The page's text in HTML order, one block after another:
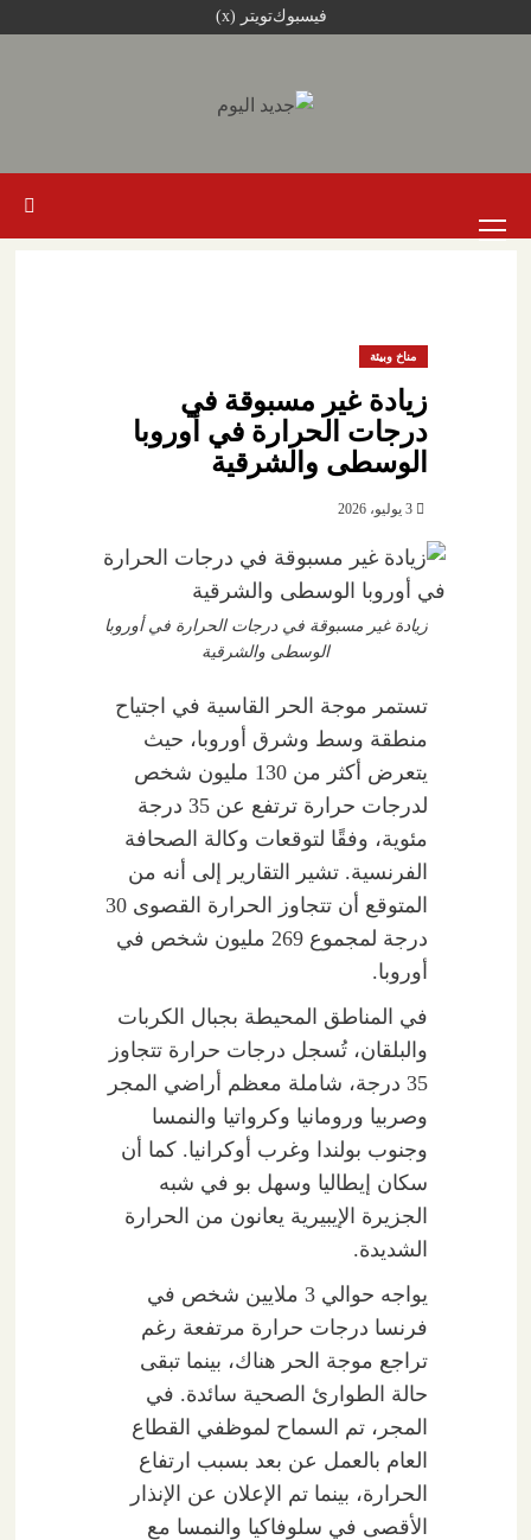
فيسبوكتويتر (x)
الرئيسية
مناخ وبيئة
زيادة غير مسبوقة في
درجات الحرارة في أوروبا
الوسطى والشرقية
3 يوليو، 2026
زيادة غير مسبوقة في درجات الحرارة في أوروبا
الوسطى والشرقية
تستمر موجة الحر القاسية في اجتياح
منطقة وسط وشرق أوروبا، حيث
يتعرض أكثر من 130 مليون شخص
لدرجات حرارة ترتفع عن 35 درجة
مئوية، وفقًا لتوقعات وكالة الصحافة
الفرنسية. تشير التقارير إلى أنه من
المتوقع أن تتجاوز الحرارة القصوى 30
درجة لمجموع 269 مليون شخص في
أوروبا.
في المناطق المحيطة بجبال الكربات
والبلقان، تُسجل درجات حرارة تتجاوز
35 درجة، شاملة معظم أراضي المجر
وصربيا ورومانيا وكرواتيا والنمسا
وجنوب بولندا وغرب أوكرانيا. كما أن
سكان إيطاليا وسهل بو في شبه
الجزيرة الإيبيرية يعانون من الحرارة
الشديدة.
يواجه حوالي 3 ملايين شخص في
فرنسا درجات حرارة مرتفعة رغم
تراجع موجة الحر هناك، بينما تبقى
حالة الطوارئ الصحية سائدة. في
المجر، تم السماح لموظفي القطاع
العام بالعمل عن بعد بسبب ارتفاع
الحرارة، بينما تم الإعلان عن الإنذار
الأقصى في سلوفاكيا والنمسا مع